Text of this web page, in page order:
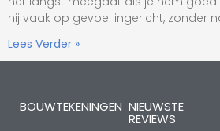
hij vaak op gevoel ingericht, zonder
Lees Verder »
BOUWTEKENINGEN NIEUWSTE
REVIEWS